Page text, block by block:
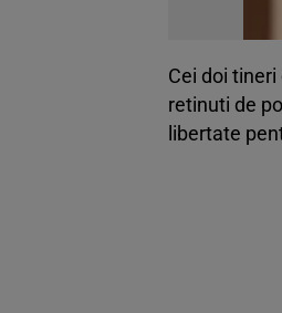
Cei doi
retinuti de
libertate